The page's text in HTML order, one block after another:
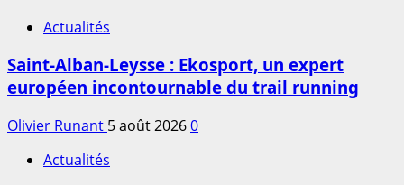
Actualités
Saint-Alban-Leysse : Ekosport, un expert
européen incontournable du trail running
Olivier Runant 5 août 20260
Actualités